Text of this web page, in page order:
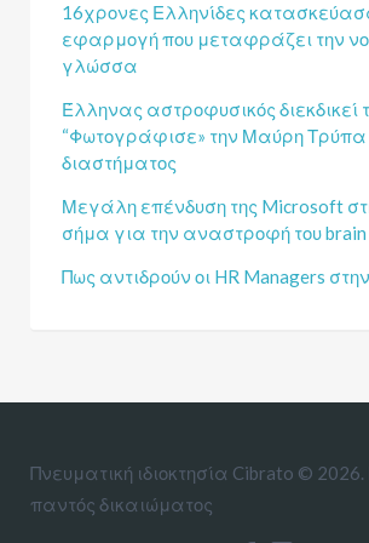
16χρονες Ελληνίδες
εφαρμογή που μεταφράζει την
γλώσσα
Έλληνας αστροφυσικός διεκδικεί
“Φωτογράφισε» την Μαύρη Τρύπα
διαστήματος
Μεγάλη επένδυση της Microsoft
σήμα για την αναστροφή του brain
Πως αντιδρούν οι HR Managers
Πνευματική ιδιοκτησία Cibrato ©
παντός δικαιώματος